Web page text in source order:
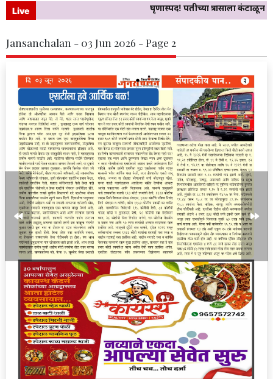
Live घृणास्पद! पतीच्या त्रासाला कंटाळून
Jansanchalan - 03 Jun 2026 - Page 2